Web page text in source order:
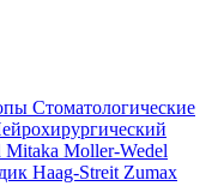
Стоматологические
Mitaka Moller-Wedel
Haag-Streit Zumax